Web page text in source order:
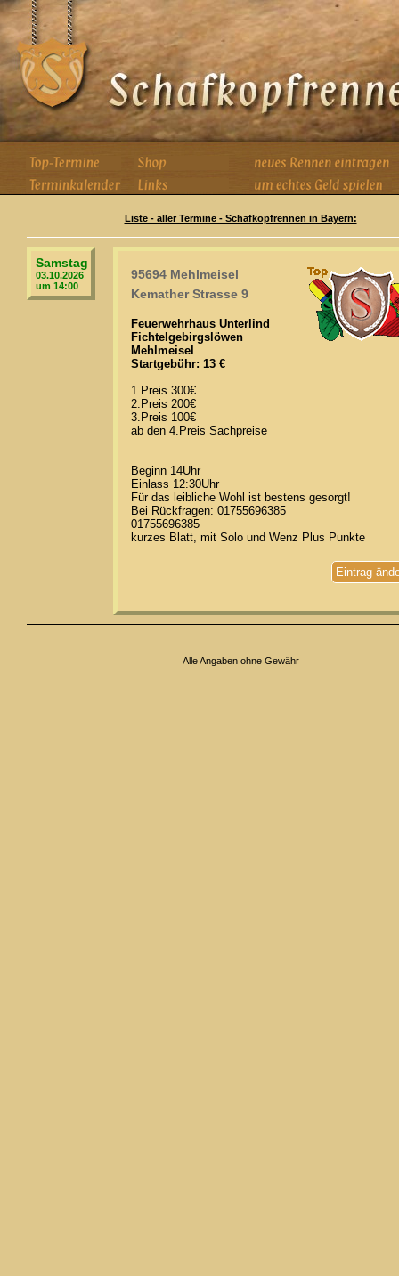
Liste - aller Termine - Schafkopfrennen in Bayern:
Samstag
03.10.2026
um 14:00
95694 Mehlmeisel
Kemather Strasse 9
Feuerwehrhaus Unterlind
Fichtelgebirgslöwen
Mehlmeisel
Startgebühr: 13 €
1.Preis 300€
2.Preis 200€
3.Preis 100€
ab den 4.Preis Sachpreise
Beginn 14Uhr
Einlass 12:30Uhr
Für das leibliche Wohl ist bestens gesorgt!
Bei Rückfragen: 01755696385
01755696385
kurzes Blatt, mit Solo und Wenz Plus Punkte
Eintrag
Alle Angaben ohne Gewähr